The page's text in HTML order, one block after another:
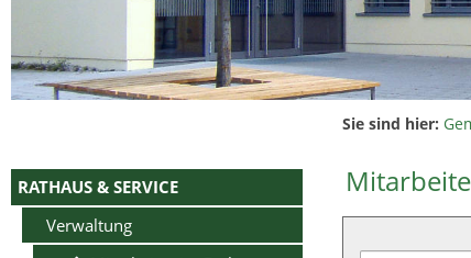
RATHAUS & SERVICE
Verwaltung
Sie sind hier: